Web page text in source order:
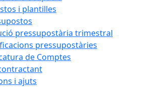
i plantilles
pressupostària trimestral
pressupostàries
de Comptes
i ajuts